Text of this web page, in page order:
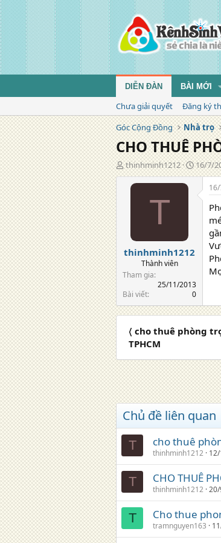
DIỄN ĐÀN BÀI MỚI
Chưa giải quyết
Đăng ký
Góc Cộng Đồng
Nhà trọ
CHO THUÊ
T
á
thinhminh1212
N
g
y
16/7/
T
thinhminh1212
Thành viên
Tham gia
25/11/2013
Bài viết
0
〈 cho thuê phòng
TPHCM
Chủ đề liên quan
T cho thuê
thinhminh1212
T CHO THUÊ
thinhminh1212
T Cho thue
tramnguyen163